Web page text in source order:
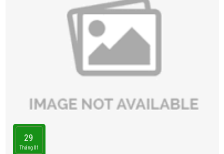
29
Tháng 01